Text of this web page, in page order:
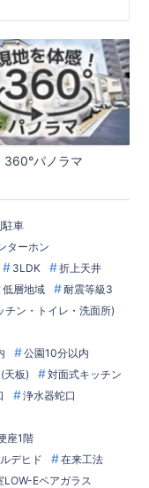
駐車
ターホン
3LDK
折上天井
低層地域
耐震等級3
チン・トイレ・洗面所)
公園10分以内
天板)
対面式キッチン
浄水器蛇口
座1階
デヒド
在来工法
LOW-Eペアガラス
360°パノラマ